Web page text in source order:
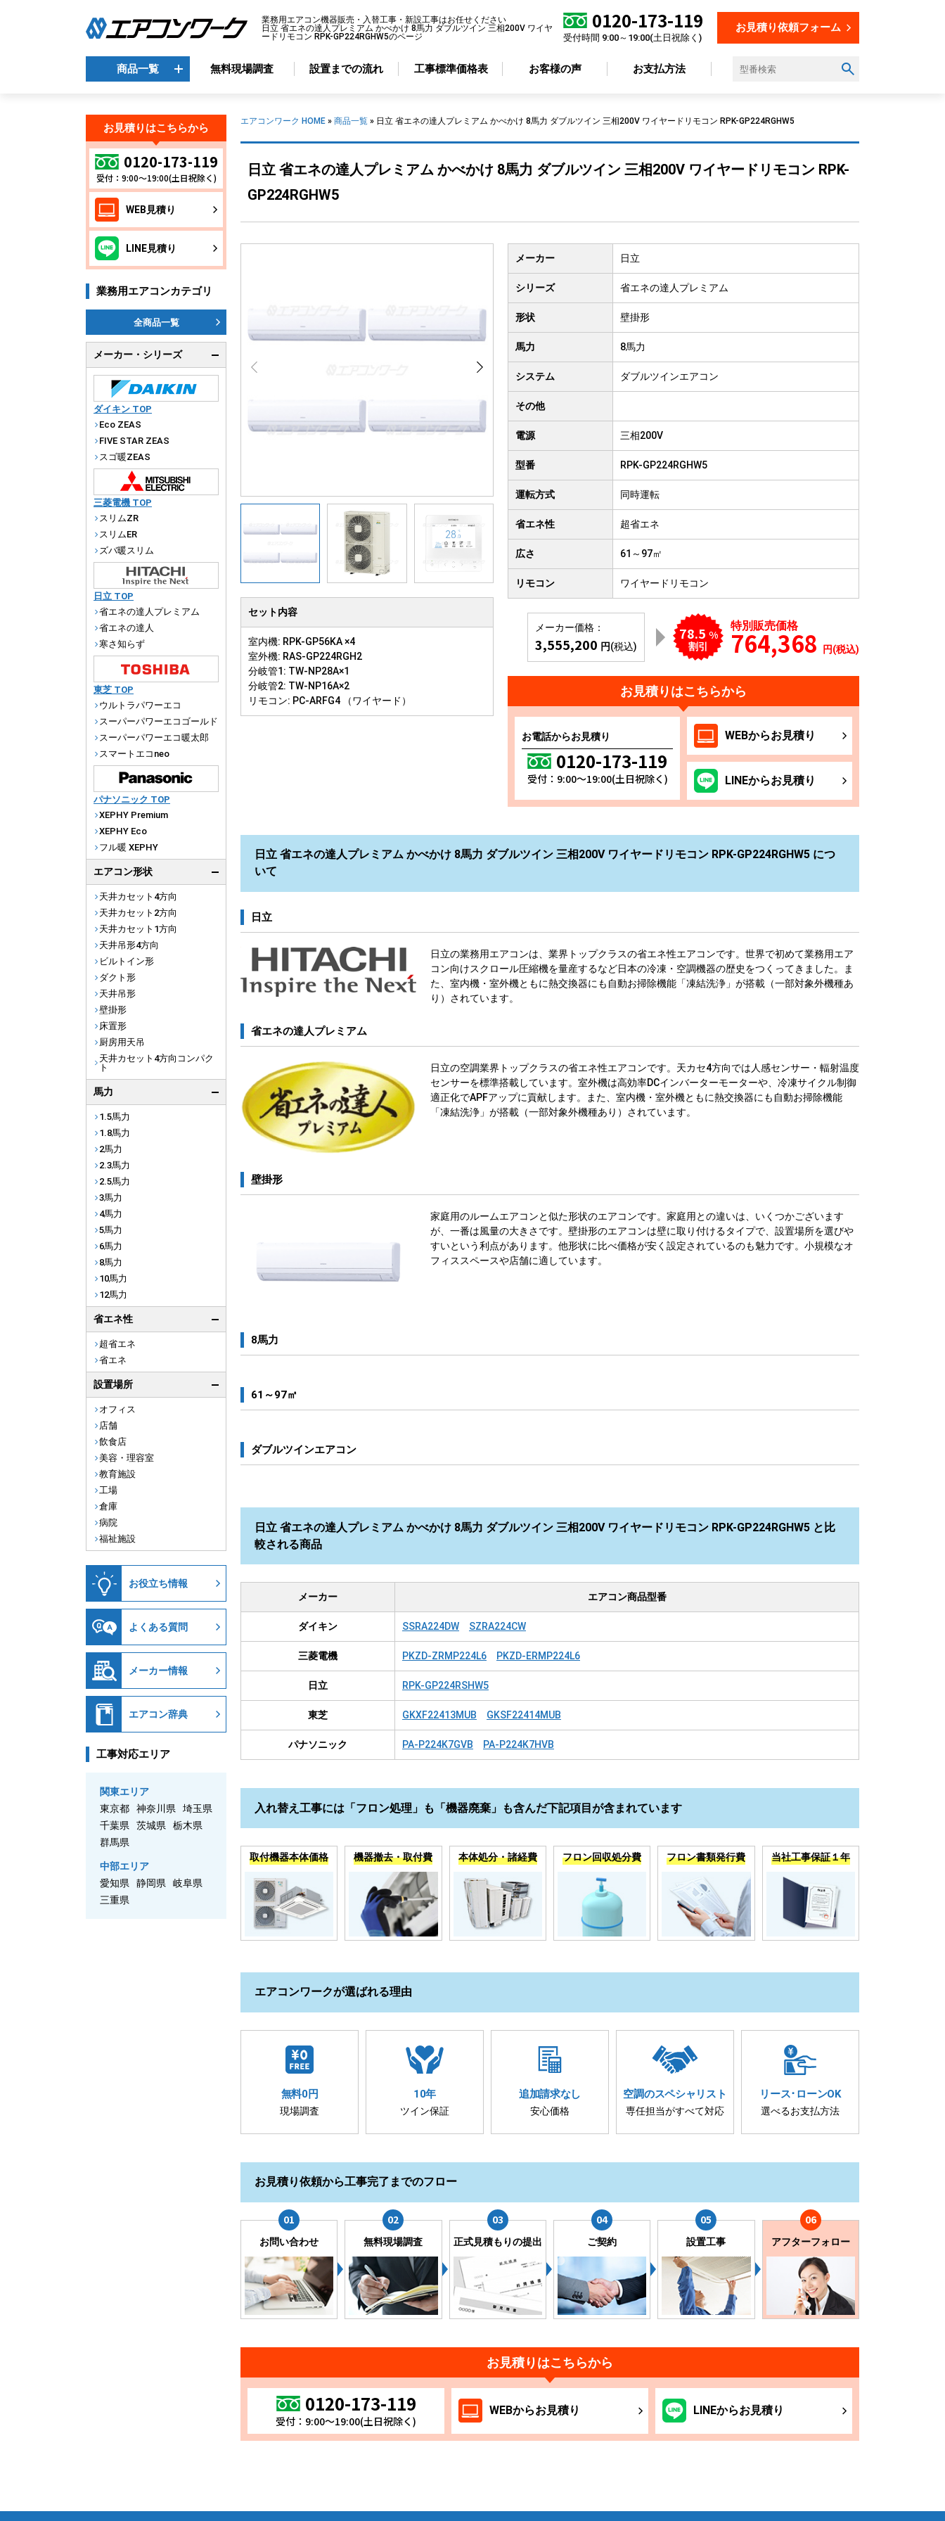
業務用エアコン機器販売・入替工事・新設工事はお任せください
日立 省エネの達人プレミアム かべかけ 8馬力 ダブルツイン 三相200V ワイヤ
ードリモコン RPK-GP224RGHW5のページ
0120-173-119
受付時間 9:00～19:00(土日祝除く)
お見積り依頼フォーム
商品一覧
商品一覧
メーカーから選ぶ
ダイキン
三菱電機
日立
東芝
パナソニック
天井カセット 4方向
天井カセット
天井カセット1方向
天井吊り形4方向
飲食店
美容・理容室
工場
倉庫
無料現場調査 設置までの流れ 工事標準価格表 お客様の声 お支払方法
エアコンワーク HOME » 商品一覧 » 日立 省エネの達人プレミアム かべかけ 8馬力 ダブルツイン 三相200V ワイヤードリモコン RPK-GP224RGHW5
日立 省エネの達人プレミアム かべかけ 8馬力 ダブルツイン 三相200V ワイヤードリモコン RPK-
GP224RGHW5
セット内容
室内機: RPK-GP56KA ×4
室外機: RAS-GP224RGH2
分岐管1: TW-NP28A×1
分岐管2: TW-NP16A×2
リモコン: PC-ARFG4 （ワイヤード）
メーカー 日立
シリーズ 省エネの達人プレミアム
形状 壁掛形
馬力 8馬力
システム ダブルツインエアコン
その他
電源 三相200V
型番 RPK-GP224RGHW5
運転方式 同時運転
省エネ性 超省エネ
広さ 61～97㎡
リモコン ワイヤードリモコン
メーカー価格：
3,555,200 円(税込)
78.5 %
割引
特別販売価格
764,368 円(税込)
お見積りはこちらから
お電話からお見積り
0120-173-119
受付：9:00～19:00(土日祝除く)
WEBからお見積り
LINEからお見積り
日立 省エネの達人プレミアム かべかけ 8馬力 ダブルツイン 三相200V ワイヤードリモコン RPK-GP224RGHW5 につ
いて
日立
日立の業務用エアコンは、業界トップクラスの省エネ性エアコンです。世界で初めて業務用エア
コン向けスクロール圧縮機を量産するなど日本の冷凍・空調機器の歴史をつくってきました。ま
た、室内機・室外機ともに熱交換器にも自動お掃除機能「凍結洗浄」が搭載（一部対象外機種あ
り）されています。
省エネの達人プレミアム
日立の空調業界トップクラスの省エネ性エアコンです。天カセ4方向では人感センサー・輻射温度
センサーを標準搭載しています。室外機は高効率DCインバーターモーターや、冷凍サイクル制御
適正化でAPFアップに貢献します。また、室内機・室外機ともに熱交換器にも自動お掃除機能
「凍結洗浄」が搭載（一部対象外機種あり）されています。
壁掛形
家庭用のルームエアコンと似た形状のエアコンです。家庭用との違いは、いくつかございます
が、一番は風量の大きさです。壁掛形のエアコンは壁に取り付けるタイプで、設置場所を選びや
すいという利点があります。他形状に比べ価格が安く設定されているのも魅力です。小規模なオ
フィススペースや店舗に適しています。
8馬力
61～97㎡
ダブルツインエアコン
日立 省エネの達人プレミアム かべかけ 8馬力 ダブルツイン 三相200V ワイヤードリモコン RPK-GP224RGHW5 と比
較される商品
メーカー エアコン商品型番
ダイキン SSRA224DW SZRA224CW
三菱電機 PKZD-ZRMP224L6 PKZD-ERMP224L6
日立 RPK-GP224RSHW5
東芝 GKXF22413MUB GKSF22414MUB
パナソニック PA-P224K7GVB PA-P224K7HVB
入れ替え工事には「フロン処理」も「機器廃棄」も含んだ下記項目が含まれています
取付機器本体価格 機器撤去・取付費 本体処分・諸経費 フロン回収処分費 フロン書類発行費 当社工事保証１年
エアコンワークが選ばれる理由
無料0円
現場調査
10年
ツイン保証
追加請求なし
安心価格
空調のスペシャリスト
専任担当がすべて対応
リース･ ローンOK
選べるお支払方法
お見積り依頼から工事完了までのフロー
お問い合わせ 無料現場調査 正式見積もりの提出 ご契約 設置工事 アフターフォロー
お見積りはこちらから
0120-173-119
受付：9:00～19:00(土日祝除く)
WEBからお見積り LINEからお見積り
お見積りはこちらから
0120-173-119
受付：9:00～19:00(土日祝除く)
WEB見積り
LINE見積り
業務用エアコンカテゴリ
全商品一覧
メーカー・シリーズ
ダイキン TOP
Eco ZEAS
FIVE STAR ZEAS
スゴ暖ZEAS
三菱電機 TOP
スリムZR
スリムER
ズバ暖スリム
日立 TOP
省エネの達人プレミアム
省エネの達人
寒さ知らず
東芝 TOP
ウルトラパワーエコ
スーパーパワーエコゴールド
スーパーパワーエコ暖太郎
スマートエコneo
パナソニック TOP
XEPHY Premium
XEPHY Eco
フル暖 XEPHY
エアコン形状
天井カセット4方向
天井カセット2方向
天井カセット1方向
天井吊形4方向
ビルトイン形
ダクト形
天井吊形
壁掛形
床置形
厨房用天吊
天井カセット4方向コンパク
ト
馬力
1.5馬力
1.8馬力
2馬力
2.3馬力
2.5馬力
3馬力
4馬力
5馬力
6馬力
8馬力
10馬力
12馬力
省エネ性
超省エネ
省エネ
設置場所
オフィス
店舗
飲食店
美容・理容室
教育施設
工場
倉庫
病院
福祉施設
お役立ち情報
よくある質問
メーカー情報
エアコン辞典
工事対応エリア
関東エリア
東京都
神奈川県
埼玉県
千葉県
茨城県
栃木県
群馬県
中部エリア
愛知県
静岡県
岐阜県
三重県